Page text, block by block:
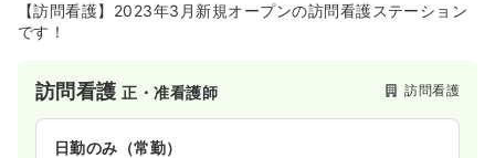
月給25万円以上可
【訪問看護】2023年3月新規オープンの訪問看護ステーション
です！
訪問看護正・准看護師 訪問看護
日勤のみ（常勤）